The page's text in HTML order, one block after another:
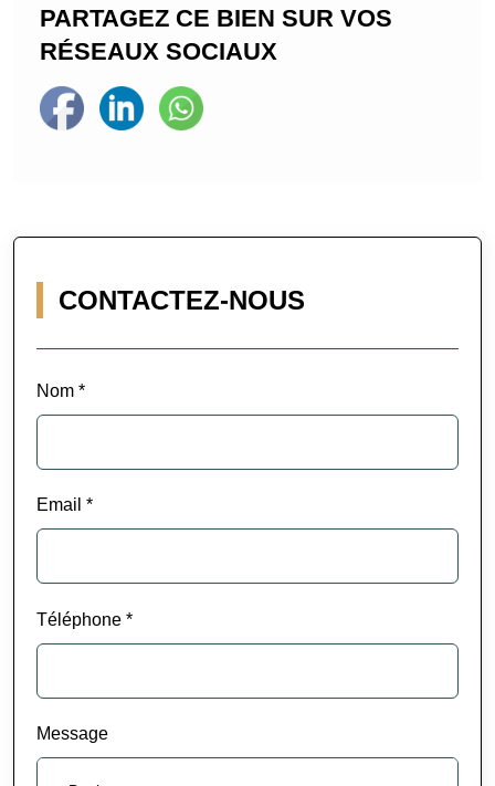
PARTAGEZ CE BIEN SUR VOS
RÉSEAUX SOCIAUX
CONTACTEZ-NOUS
Nom *
Email *
Téléphone *
Message